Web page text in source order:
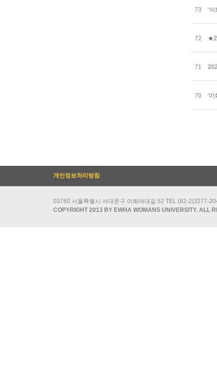
73 ‘
72
71
70 '이
개인정보처리방침
03760 서울특별시 서대문구 이화여대길 52 TEL (82-2)3277-
COPYRIGHT 2013 BY EWHA WOMANS UNIVERSITY. ALL